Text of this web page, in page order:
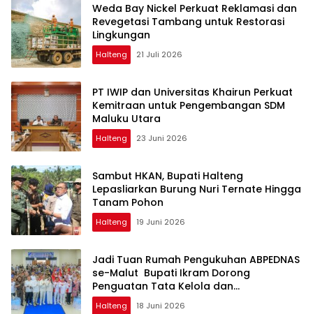
Weda Bay Nickel Perkuat Reklamasi dan
Revegetasi Tambang untuk Restorasi
Lingkungan
Halteng 21 Juli 2026
PT IWIP dan Universitas Khairun Perkuat
Kemitraan untuk Pengembangan SDM
Maluku Utara
Halteng 23 Juni 2026
Sambut HKAN, Bupati Halteng
Lepasliarkan Burung Nuri Ternate Hingga
Tanam Pohon
Halteng 19 Juni 2026
Jadi Tuan Rumah Pengukuhan ABPEDNAS
se-Malut Bupati Ikram Dorong
Penguatan Tata Kelola dan
Pengawasan Desa
Halteng 18 Juni 2026